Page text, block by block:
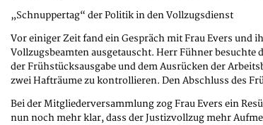
„Schnuppertag“ der Politik in den Vollzugsdienst
Vor einiger Zeit fand ein Gespräch mit Frau Evers und
Vollzugsbeamten ausgetauscht. Herr Fühner besuchte
der Frühstücksausgabe und dem Ausrücken der
zwei Hafträume zu kontrollieren. Den Abschluss des
Bei der Mitgliederversammlung zog Frau Evers ein
nun noch mehr klar, dass der Justizvollzug mehr